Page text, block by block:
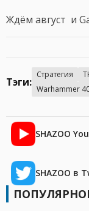
Ждём август и
Тэги:
Стратегия
Warhammer
SHAZOO
SHAZOO в